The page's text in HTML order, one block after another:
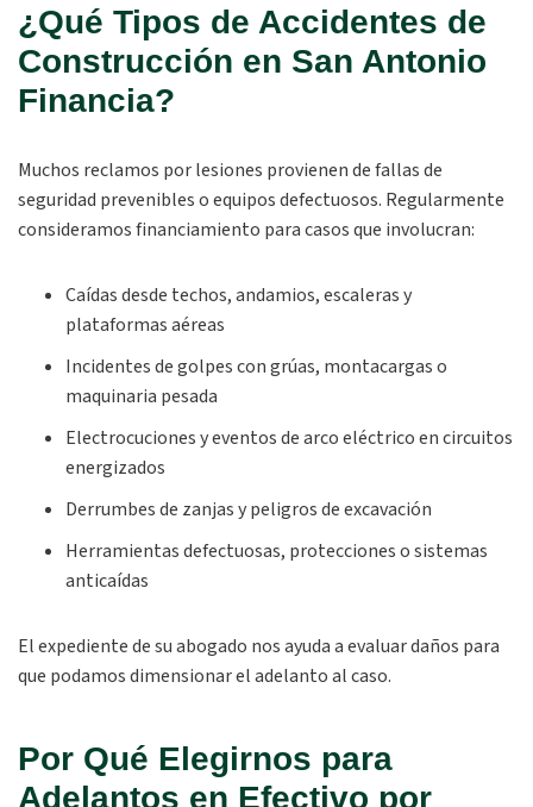
¿Qué Tipos de Accidentes de
Construcción en San Antonio
Financia?
Muchos reclamos por lesiones provienen de fallas de
seguridad prevenibles o equipos defectuosos. Regularmente
consideramos financiamiento para casos que involucran:
Caídas desde techos, andamios, escaleras y
plataformas aéreas
Incidentes de golpes con grúas, montacargas o
maquinaria pesada
Electrocuciones y eventos de arco eléctrico en circuitos
energizados
Derrumbes de zanjas y peligros de excavación
Herramientas defectuosas, protecciones o sistemas
anticaídas
El expediente de su abogado nos ayuda a evaluar daños para
que podamos dimensionar el adelanto al caso.
Por Qué Elegirnos para
Adelantos en Efectivo por